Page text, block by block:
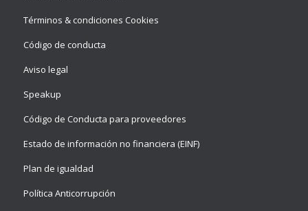
Términos & condiciones Cookies
Código de conducta
Aviso legal
Speakup
Código de Conducta para proveedores
Estado de información no financiera (EINF)
Plan de igualdad
Política Anticorrupción